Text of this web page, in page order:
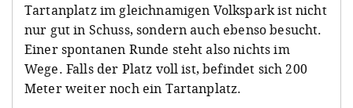
Tartanplatz im gleichnamigen Volkspark ist nicht
nur gut in Schuss, sondern auch ebenso besucht.
Einer spontanen Runde steht also nichts im
Wege. Falls der Platz voll ist, befindet sich 200
Meter weiter noch ein Tartanplatz.